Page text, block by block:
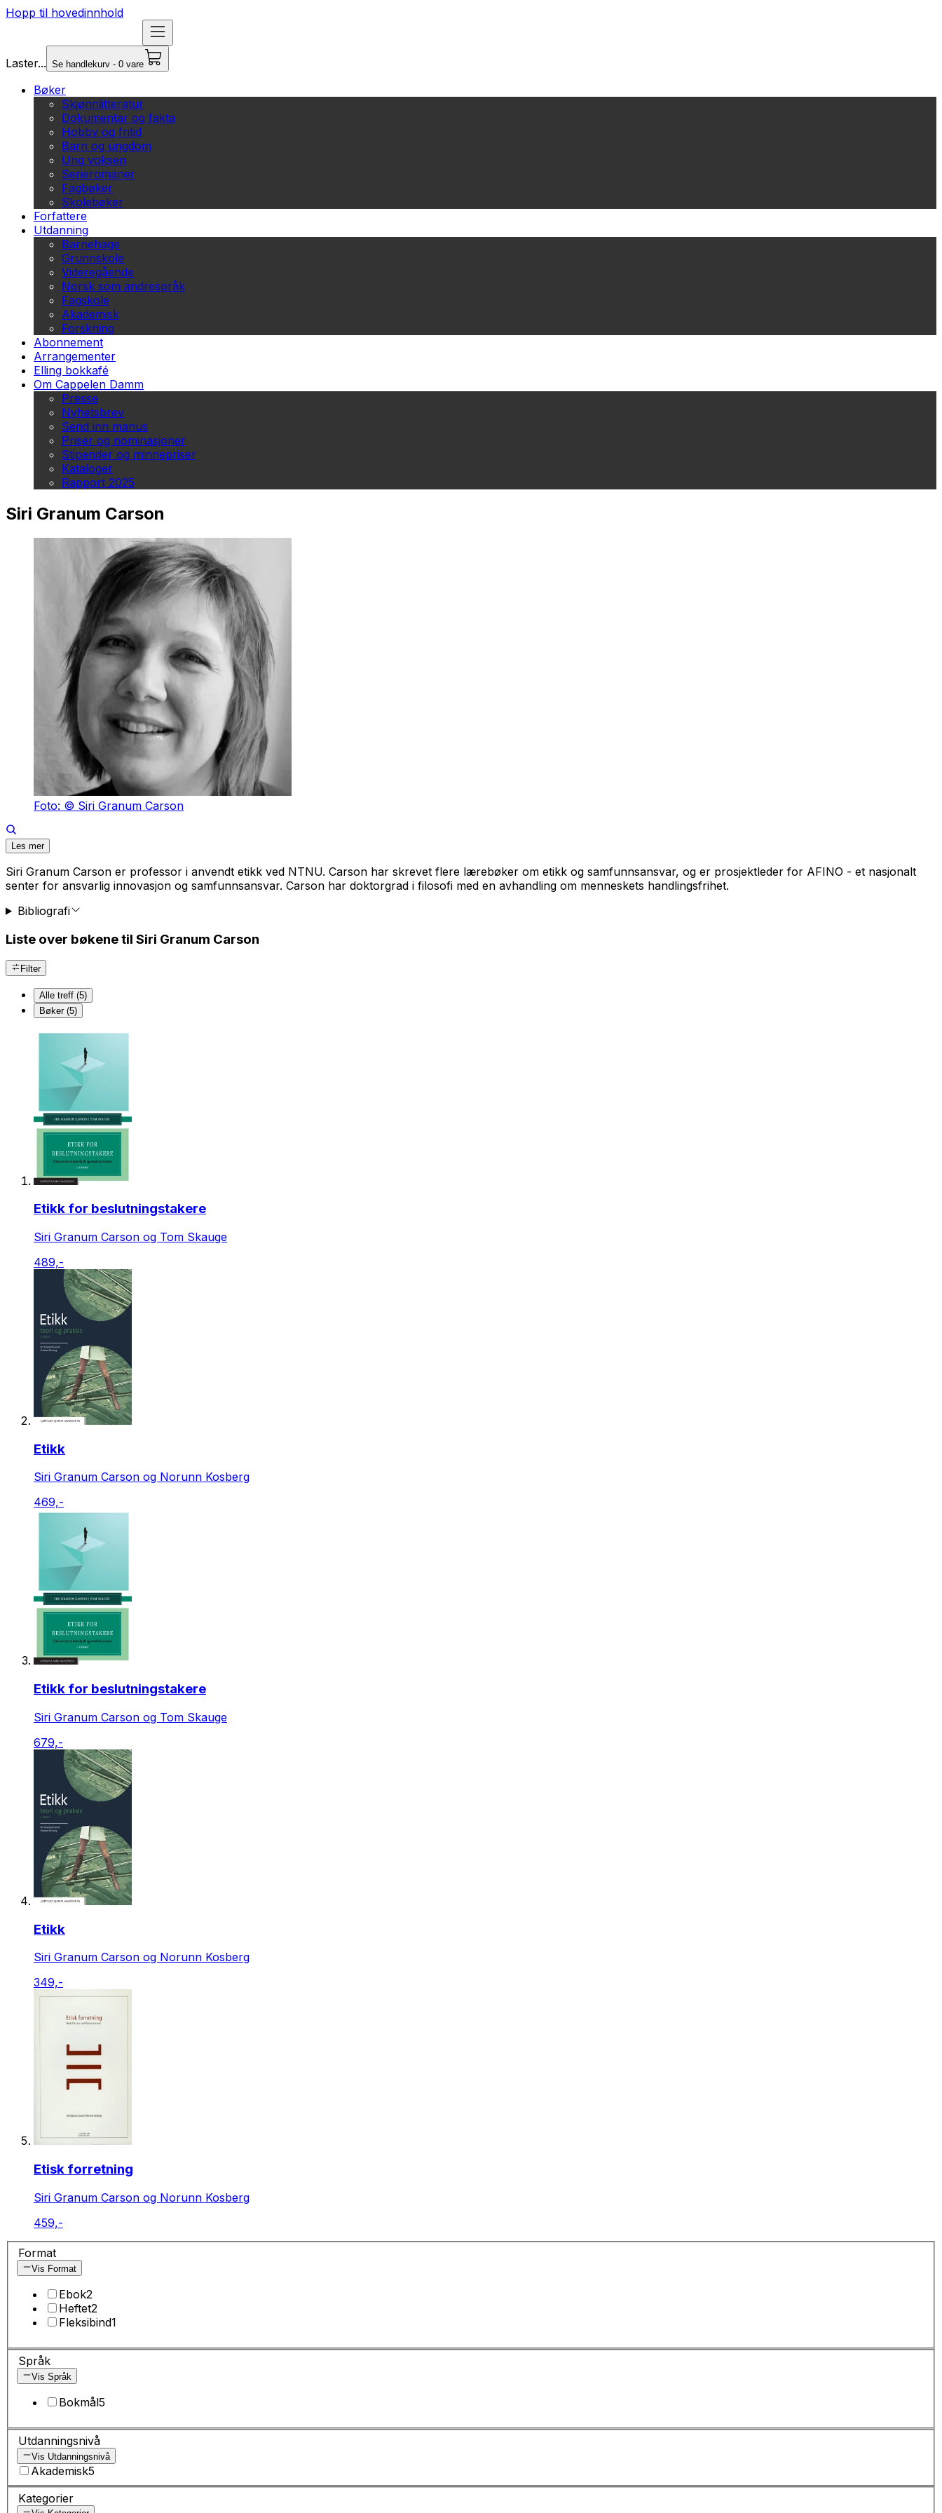
Hopp til hovedinnhold
Laster... Se handlekurv - 0 vare
Bøker
Skjønnlitteratur
Dokumentar og fakta
Hobby og fritid
Barn og ungdom
Ung voksen
Serieromaner
Fagbøker
Skolebøker
Forfattere
Utdanning
Barnehage
Grunnskole
Videregående
Norsk som andrespråk
Fagskole
Akademisk
Forskning
Abonnement
Arrangementer
Elling bokkafé
Om Cappelen Damm
Presse
Nyhetsbrev
Send inn manus
Priser og nominasjoner
Stipender og minnepriser
Kataloger
Rapport 2025
Siri Granum Carson
Foto: © Siri Granum Carson
Les mer
Siri Granum Carson er professor i anvendt etikk ved NTNU. Carson har skrevet flere lærebøker om etikk og samfunnsansvar, og er prosjektleder for AFINO - et nasjonalt
senter for ansvarlig innovasjon og samfunnsansvar. Carson har doktorgrad i filosofi med en avhandling om menneskets handlingsfrihet.
Bibliografi
Liste over bøkene til Siri Granum Carson
Filter
Alle treff (5)
Bøker (5)
Etikk for beslutningstakere
Siri Granum Carson og Tom Skauge
489,-
Etikk
Siri Granum Carson og Norunn Kosberg
469,-
Etikk for beslutningstakere
Siri Granum Carson og Tom Skauge
679,-
Etikk
Siri Granum Carson og Norunn Kosberg
349,-
Etisk forretning
Siri Granum Carson og Norunn Kosberg
459,-
Format
Vis Format
Ebok2
Heftet2
Fleksibind1
Språk
Vis Språk
Bokmål5
Utdanningsnivå
Vis Utdanningsnivå
Akademisk5
Kategorier